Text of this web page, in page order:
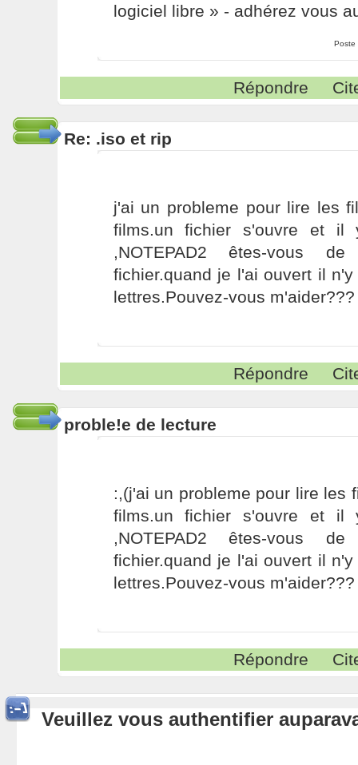
logiciel libre » - adhérez vous
Poste
Répondre
Re: .iso et rip
j'ai un probleme pour lire les
films.un fichier s'ouvre et
,NOTEPAD2 êtes-vous
fichier.quand je l'ai ouvert il
lettres.Pouvez-vous m'aider???
Répondre
proble!e de lecture
:,(j'ai un probleme pour lire les
films.un fichier s'ouvre et
,NOTEPAD2 êtes-vous
fichier.quand je l'ai ouvert il
lettres.Pouvez-vous m'aider???
Répondre
Veuillez vous authentifier